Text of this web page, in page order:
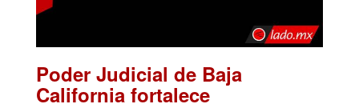
Poder Judicial de Baja
California fortalece